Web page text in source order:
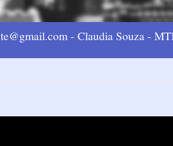
- Claudia Souza -